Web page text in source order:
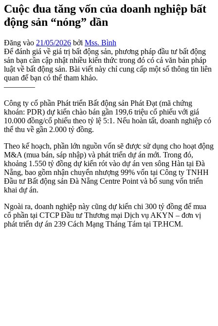
Cuộc đua tăng vốn của doanh nghiệp bất
động sản “nóng” dần
Đăng vào 21/05/2026 bởi Mss. Bình
Để đánh giá về giá trị bất động sản, phương pháp đầu tư bất động
sản bạn cần cập nhật nhiều kiến thức trong đó có cả văn bản pháp
luật về bất động sản. Bài viết này chỉ cung cấp một số thông tin liên
quan để bạn có thể tham khảo.
————
Công ty cổ phần Phát triển Bất động sản Phát Đạt (mã chứng
khoán: PDR) dự kiến chào bán gần 199,6 triệu cổ phiếu với giá
10.000 đồng/cổ phiếu theo tỷ lệ 5:1. Nếu hoàn tất, doanh nghiệp có
thể thu về gần 2.000 tỷ đồng.
Theo kế hoạch, phần lớn nguồn vốn sẽ được sử dụng cho hoạt động
M&A (mua bán, sáp nhập) và phát triển dự án mới. Trong đó,
khoảng 1.550 tỷ đồng dự kiến rót vào dự án ven sông Hàn tại Đà
Nẵng, bao gồm nhận chuyển nhượng 99% vốn tại Công ty TNHH
Đầu tư Bất động sản Đà Nẵng Centre Point và bổ sung vốn triển
khai dự án.
Ngoài ra, doanh nghiệp này cũng dự kiến chi 300 tỷ đồng để mua
cổ phần tại CTCP Đầu tư Thương mại Dịch vụ AKYN – đơn vị
phát triển dự án 239 Cách Mạng Tháng Tám tại TP.HCM.